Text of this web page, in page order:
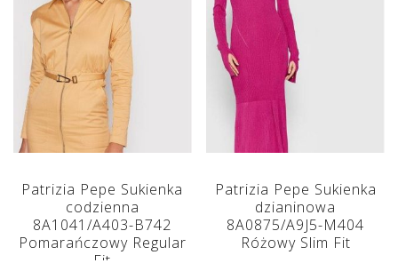
Patrizia Pepe Sukienka
codzienna
8A1041/A403-B742
Pomarańczowy Regular
Fit
Patrizia Pepe Sukienka
dzianinowa
8A0875/A9J5-M404
Różowy Slim Fit